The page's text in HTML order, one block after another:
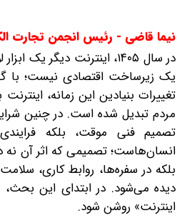
نیما قاضی - رئیس انجمن تجارت
در سال ۱۴۰۵، اینترنت دیگر
یک زیرساخت اقتصادی نیست؛ با
تغییرات بنیادین این زمانه،
مردم تبدیل شده است. در چنین
تصمیم فنی موقت، بلکه
انسان‌ها‌ست؛ تصمیمی که اثر آن نه
بلکه در سفره‌ها، روابط کاری،
دیده می‌شود. در ابتدای این بحث،
اینترنت» روشن شود.